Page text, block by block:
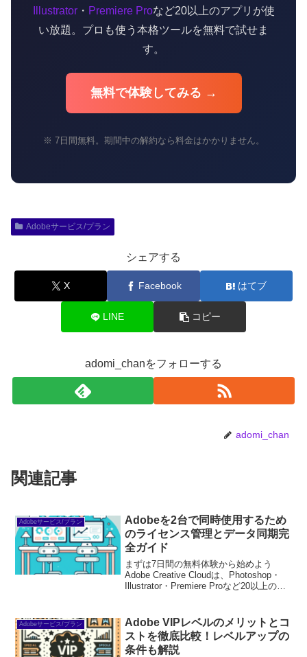
Illustrator・ Premiere Proなど20以上のアプリが使
い放題。プロも使う本格ツールを無料で試せま
す。
無料で体験してみる →
※ 7日間無料。期間中の解約なら料金はかかりません。
Adobeサービス/プラン
シェアする
X Facebook はてブ
LINE コピー
adomi_chanをフォローする
adomi_chan
関連記事
Adobeサービス/プラン
Adobeを2台で同時使用するため
のライセンス管理とデータ同期完
全ガイド
まずは7日間の無料体験から始めよう
Adobe Creative Cloudは、Photoshop・
Illustrator・Premiere Proなど20以上のア
→※...
Adobeサービス/プラン
Adobe VIPレベルのメリットとコ
ストを徹底比較！レベルアップの
条件も解説